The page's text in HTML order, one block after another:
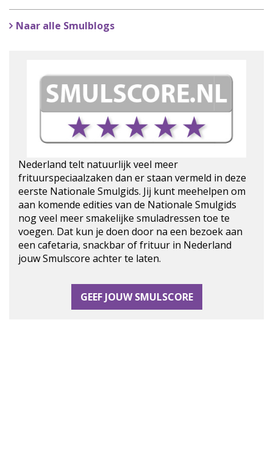
Naar alle Smulblogs
Nederland telt natuurlijk veel meer
frituurspeciaalzaken dan er staan vermeld in deze
eerste Nationale Smulgids. Jij kunt meehelpen om
aan komende edities van de Nationale Smulgids
nog veel meer smakelijke smuladressen toe te
voegen. Dat kun je doen door na een bezoek aan
een cafetaria, snackbar of frituur in Nederland
jouw Smulscore achter te laten.
GEEF JOUW SMULSCORE